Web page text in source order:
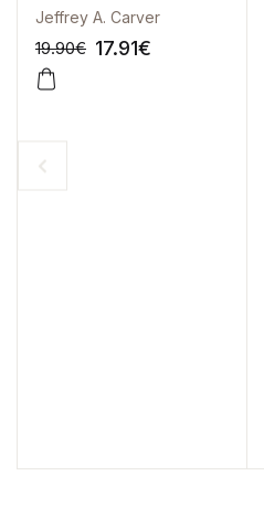
Jeffrey A. Carver
19.90€ 17.91€